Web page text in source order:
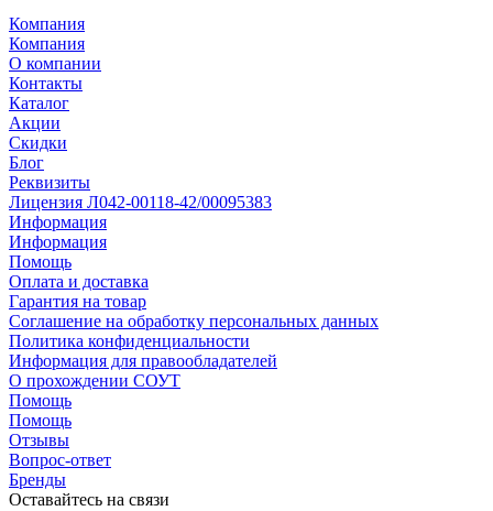
Компания
Компания
О компании
Контакты
Каталог
Акции
Скидки
Блог
Реквизиты
Лицензия Л042-00118-42/00095383
Информация
Информация
Помощь
Оплата и доставка
Гарантия на товар
Соглашение на обработку персональных данных
Политика конфиденциальности
Информация для правообладателей
О прохождении СОУТ
Помощь
Помощь
Отзывы
Вопрос-ответ
Бренды
Оставайтесь на связи